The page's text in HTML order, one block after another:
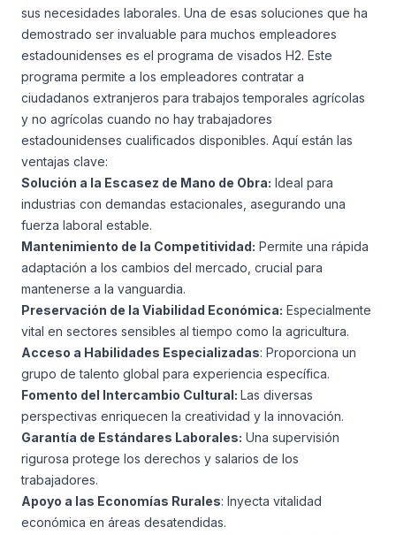
sus necesidades laborales. Una de esas soluciones que ha
demostrado ser invaluable para muchos empleadores
estadounidenses es el programa de visados H2. Este
programa permite a los empleadores contratar a
ciudadanos extranjeros para trabajos temporales agrícolas
y no agrícolas cuando no hay trabajadores
estadounidenses cualificados disponibles. Aquí están las
ventajas clave:
Solución a la Escasez de Mano de Obra: Ideal para
industrias con demandas estacionales, asegurando una
fuerza laboral estable.
Mantenimiento de la Competitividad: Permite una rápida
adaptación a los cambios del mercado, crucial para
mantenerse a la vanguardia.
Preservación de la Viabilidad Económica: Especialmente
vital en sectores sensibles al tiempo como la agricultura.
Acceso a Habilidades Especializadas: Proporciona un
grupo de talento global para experiencia específica.
Fomento del Intercambio Cultural: Las diversas
perspectivas enriquecen la creatividad y la innovación.
Garantía de Estándares Laborales: Una supervisión
rigurosa protege los derechos y salarios de los
trabajadores.
Apoyo a las Economías Rurales: Inyecta vitalidad
económica en áreas desatendidas.